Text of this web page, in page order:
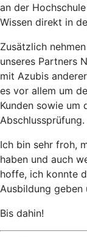
an der
Wissen direkt in
Zusätzlich
unseres Partners
mit Azubis
es vor allem um
Kunden sowie um
Abschlussprüfung.
Ich bin sehr froh,
haben und auch
hoffe, ich konnte
Ausbildung geben
Bis dahin!